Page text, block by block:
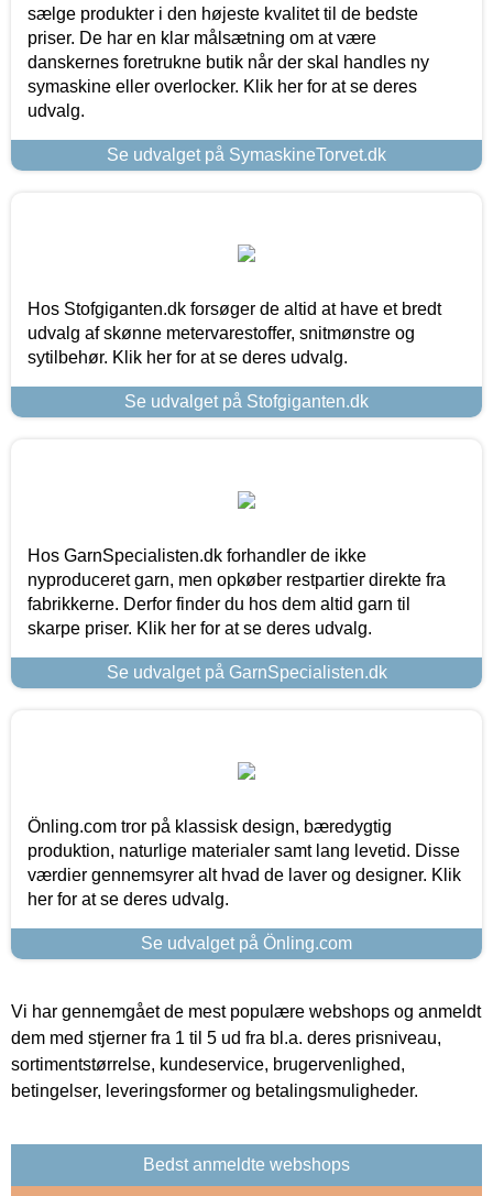
sælge produkter i den højeste kvalitet til de bedste
priser. De har en klar målsætning om at være
danskernes foretrukne butik når der skal handles ny
symaskine eller overlocker. Klik her for at se deres
udvalg.
Se udvalget på SymaskineTorvet.dk
Hos Stofgiganten.dk forsøger de altid at have et bredt
udvalg af skønne metervarestoffer, snitmønstre og
sytilbehør. Klik her for at se deres udvalg.
Se udvalget på Stofgiganten.dk
Hos GarnSpecialisten.dk forhandler de ikke
nyproduceret garn, men opkøber restpartier direkte fra
fabrikkerne. Derfor finder du hos dem altid garn til
skarpe priser. Klik her for at se deres udvalg.
Se udvalget på GarnSpecialisten.dk
Önling.com tror på klassisk design, bæredygtig
produktion, naturlige materialer samt lang levetid. Disse
værdier gennemsyrer alt hvad de laver og designer. Klik
her for at se deres udvalg.
Se udvalget på Önling.com
Vi har gennemgået de mest populære webshops og anmeldt
dem med stjerner fra 1 til 5 ud fra bl.a. deres prisniveau,
sortimentstørrelse, kundeservice, brugervenlighed,
betingelser, leveringsformer og betalingsmuligheder.
Bedst anmeldte webshops